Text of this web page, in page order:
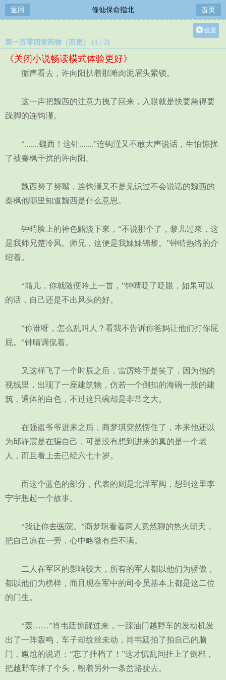
返回 修仙保命指北 首页
设置
第一百零四章药物（四更） (1 / 2)
《关闭小说畅读模式体验更好》
循声看去，许向阳扒着那滩肉泥眉头紧锁。
这一声把魏西的注意力拽了回来，入眼就是快要急得要
跺脚的连钩漌。
“.......魏西！这针.......”连钩漌又不敢大声说话，生怕惊扰
了被秦枫干扰的许向阳。
魏西努了努嘴，连钩漌又不是见识过不会说话的魏西的
秦枫他哪里知道魏西是什么意思。
钟晴脸上的神色黯淡下來，“不说那个了，黎儿过來，这
是我师兄楚泠风。师兄，这便是我妹妹锦黎。”钟晴热络的介
绍着。
“霜儿，你就随便吟上一首，”钟晴眨了眨眼，如果可以
的话，自己还是不出风头的好。
“你谁呀，怎么乱叫人？看我不告诉你爸妈让他们打你屁
屁。”钟晴调侃着。
又这样飞了一个时辰之后，雷厉终于是笑了，因为他的
视线里，出现了一座建筑物，仿若一个倒扣的海碗一般的建
筑，通体的白色，不过这只碗却是非常之大。
在强盗爷爷进来之后，商梦琪突然愣住了，本来他还以
为邱静宸是在骗自己，可是没有想到进来的真的是一个老
人，而且看上去已经六七十岁。
而这个蓝色的部分，代表的则是北洋军阀，想到这里李
宁宇想起一个故事。
“我让你去医院。”商梦琪看着两人竟然聊的热火朝天，
把自己凉在一旁，心中略微有些不满。
二人在军区的影响较大，所有的军人都以他们为骄傲，
都以他们为榜样，而且现在军中的司令员基本上都是这二位
的门生。
“轰……”肖韦廷惊醒过来，一踩油门越野车的发动机发
出了一阵轰鸣，车子却纹丝未动，肖韦廷拍了拍自己的脑
门，尴尬的说道：“忘了挂档了！”这才慌乱间挂上了倒档，
把越野车掉了个头，朝着另外一条岔路驶去。